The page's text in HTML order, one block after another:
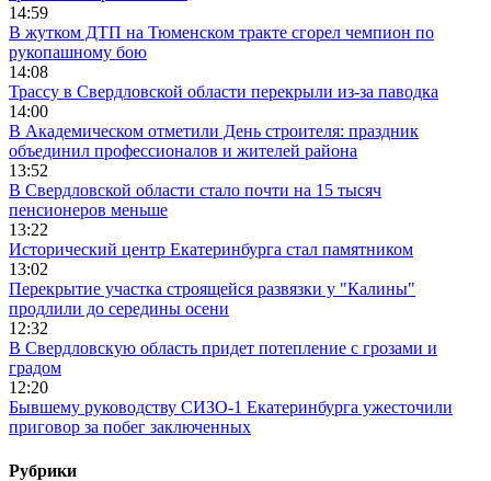
14:59
В жутком ДТП на Тюменском тракте сгорел чемпион по
рукопашному бою
14:08
Трассу в Свердловской области перекрыли из-за паводка
14:00
В Академическом отметили День строителя: праздник
объединил профессионалов и жителей района
13:52
В Свердловской области стало почти на 15 тысяч
пенсионеров меньше
13:22
Исторический центр Екатеринбурга стал памятником
13:02
Перекрытие участка строящейся развязки у "Калины"
продлили до середины осени
12:32
В Свердловскую область придет потепление с грозами и
градом
12:20
Бывшему руководству СИЗО-1 Екатеринбурга ужесточили
приговор за побег заключенных
Рубрики